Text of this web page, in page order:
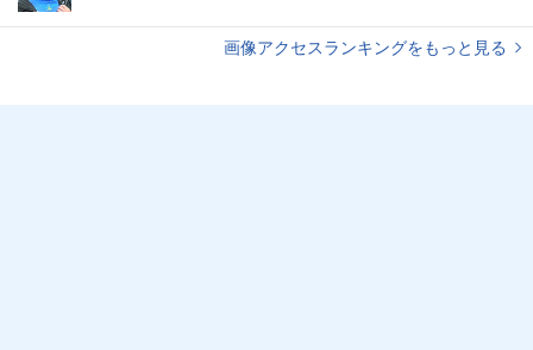
画像アクセスランキングをもっと見る